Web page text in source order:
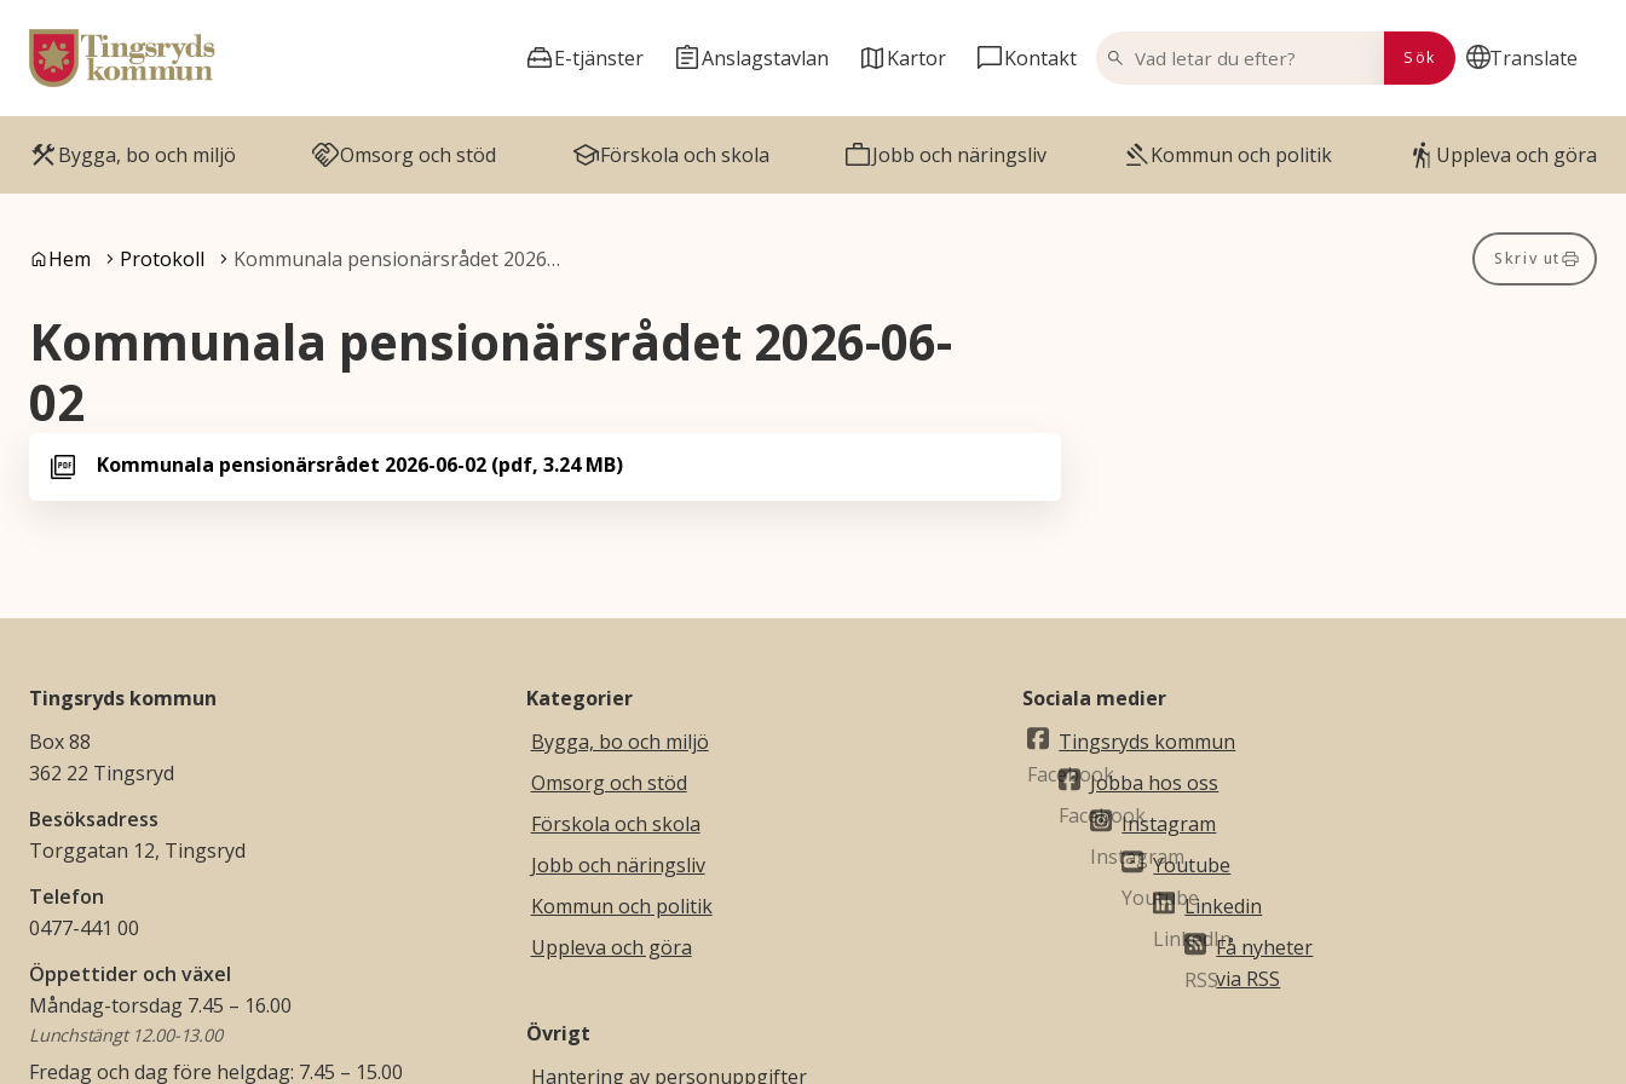
Gå till innehåll
Gå till huvudmeny
Translate
E-tjänster Anslagstavlan Kartor Kontakt
VAD LETAR DU EFTER?
Sök
Bygga, bo och miljö Omsorg och stöd Förskola och skola Jobb och näringsliv Kommun och politik Uppleva och göra
Du är här:
Hem Protokoll Kommunala pensionärsrådet 2026… Skriv ut
Kommunala pensionärsrådet 2026-06-
02
Kommunala pensionärsrådet 2026-06-02 (pdf, 3.24 MB)
Tingsryds kommun
Box 88
362 22 Tingsryd
Besöksadress
Torggatan 12, Tingsryd
Telefon
0477-441 00
Öppettider och växel
Måndag-torsdag 7.45 – 16.00
Lunchstängt 12.00-13.00
Fredag och dag före helgdag: 7.45 – 15.00
Kategorier
Bygga, bo och miljö
Omsorg och stöd
Förskola och skola
Jobb och näringsliv
Kommun och politik
Uppleva och göra
Övrigt
Hantering av personuppgifter
Sociala medier
Tingsryds kommun
Jobba hos oss
Instagram
Youtube
Linkedin
Få nyheter
via RSS